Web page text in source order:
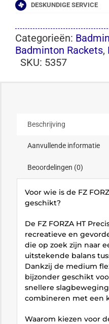
DESKUNDIGE SERVICE
Categorieën:
Badminton Rackets,
SKU: 5357
Beschrijving
Aanvullende informatie
Beoordelingen (0)
Voor wie is de FZ
geschikt?
De FZ FORZA HT
recreatieve en
die op zoek zijn naar
uitstekende balans
Dankzij de medium
bijzonder geschikt
snellere
combineren met een
Waarom kiezen voor